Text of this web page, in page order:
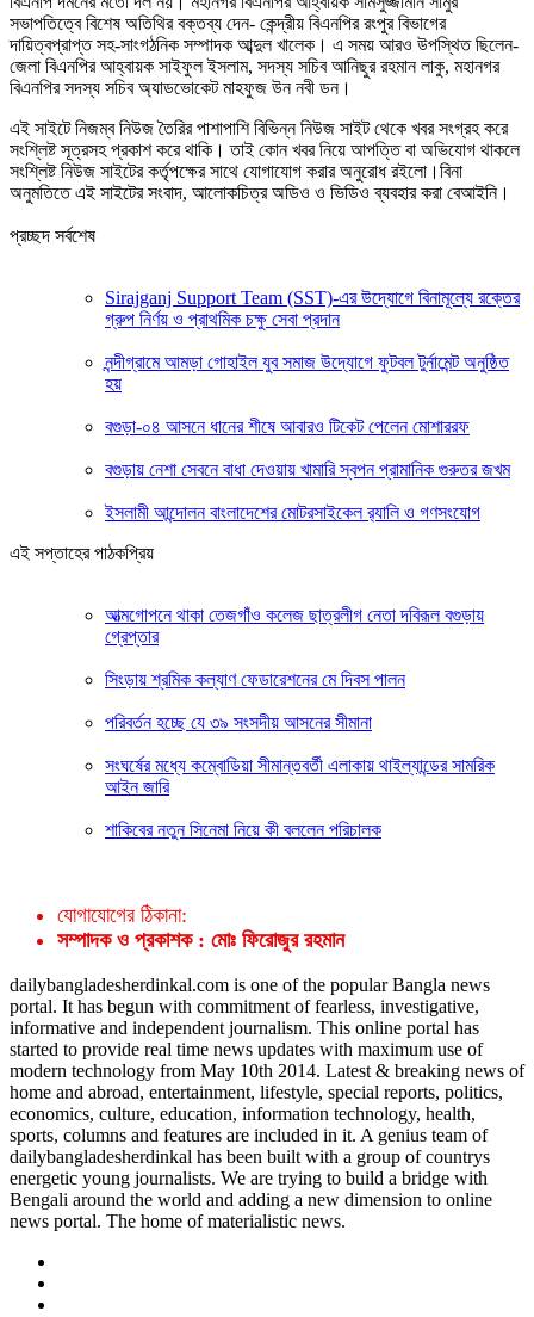
সভাপতিত্বে বিশেষ অতিথির বক্তব্য দেন- কেন্দ্রীয় বিএনপির রংপুর বিভাগের
দায়িত্বপ্রাপ্ত সহ-সাংগঠনিক সম্পাদক আব্দুল খালেক। এ সময় আরও উপস্থিত ছিলেন-
জেলা বিএনপির আহ্বায়ক সাইফুল ইসলাম, সদস্য সচিব আনিছুর রহমান লাকু, মহানগর
বিএনপির সদস্য সচিব অ্যাডভোকেট মাহফুজ উন নবী ডন।
এই সাইটে নিজম্ব নিউজ তৈরির পাশাপাশি বিভিন্ন নিউজ সাইট থেকে খবর সংগ্রহ করে
সংশ্লিষ্ট সূত্রসহ প্রকাশ করে থাকি। তাই কোন খবর নিয়ে আপত্তি বা অভিযোগ থাকলে
সংশ্লিষ্ট নিউজ সাইটের কর্তৃপক্ষের সাথে যোগাযোগ করার অনুরোধ রইলো।বিনা
অনুমতিতে এই সাইটের সংবাদ, আলোকচিত্র অডিও ও ভিডিও ব্যবহার করা বেআইনি।
প্রচ্ছদ সর্বশেষ
Sirajganj Support Team (SST)-এর উদ্যোগে বিনামূল্যে রক্তের
গ্রুপ নির্ণয় ও প্রাথমিক চক্ষু সেবা প্রদান
নন্দীগ্রামে আমড়া গোহাইল যুব সমাজ উদ্যোগে ফুটবল টুর্নামেন্ট অনুষ্ঠিত
হয়
বগুড়া-০৪ আসনে ধানের শীষে আবারও টিকেট পেলেন মোশাররফ
বগুড়ায় নেশা সেবনে বাধা দেওয়ায় খামারি স্বপন প্রামানিক গুরুতর জখম
ইসলামী আন্দোলন বাংলাদেশের মোটরসাইকেল র‍্যালি ও গণসংযোগ
এই সপ্তাহের পাঠকপ্রিয়
আত্মগোপনে থাকা তেজগাঁও কলেজ ছাত্রলীগ নেতা দবিরূল বগুড়ায়
গ্রেপ্তার
সিংড়ায় শ্রমিক কল্যাণ ফেডারেশনের মে দিবস পালন
পরিবর্তন হচ্ছে যে ৩৯ সংসদীয় আসনের সীমানা
সংঘর্ষের মধ্যে কম্বোডিয়া সীমান্তবর্তী এলাকায় থাইল্যান্ডের সামরিক
আইন জারি
শাকিবের নতুন সিনেমা নিয়ে কী বললেন পরিচালক
যোগাযোগের ঠিকানা:
সম্পাদক ও প্রকাশক : মোঃ ফিরোজুর রহমান
dailybangladesherdinkal.com is one of the popular Bangla news
portal. It has begun with commitment of fearless, investigative,
informative and independent journalism. This online portal has
started to provide real time news updates with maximum use of
modern technology from May 10th 2014. Latest & breaking news of
home and abroad, entertainment, lifestyle, special reports, politics,
economics, culture, education, information technology, health,
sports, columns and features are included in it. A genius team of
dailybangladesherdinkal has been built with a group of countrys
energetic young journalists. We are trying to build a bridge with
Bengali around the world and adding a new dimension to online
news portal. The home of materialistic news.